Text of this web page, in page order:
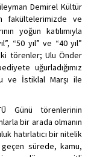
Demirel Kültür
fakültelerimizde ve
yoğun katılımıyla
“50 yıl” ve “40 yıl”
törenler; Ulu Önder
uğurladığımız
ve İstiklal Marşı ile
Günü törenlerinin
bir arada olmanın
hatırlatıcı bir nitelik
geçen sürede, kamu,